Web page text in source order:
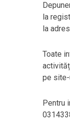
la
la
Toate
pe site-
Pentru